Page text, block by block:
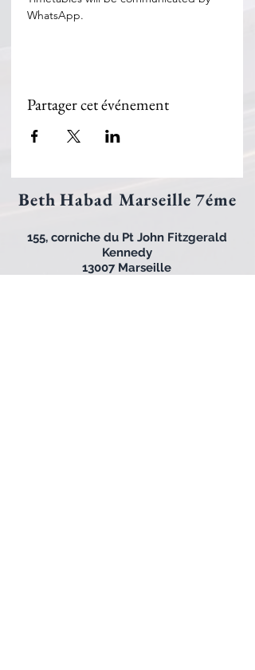
WhatsApp.
Partager cet événement
Beth Habad Marseille 7éme
155, corniche du Pt John Fitzgerald
Kennedy
13007 Marseille